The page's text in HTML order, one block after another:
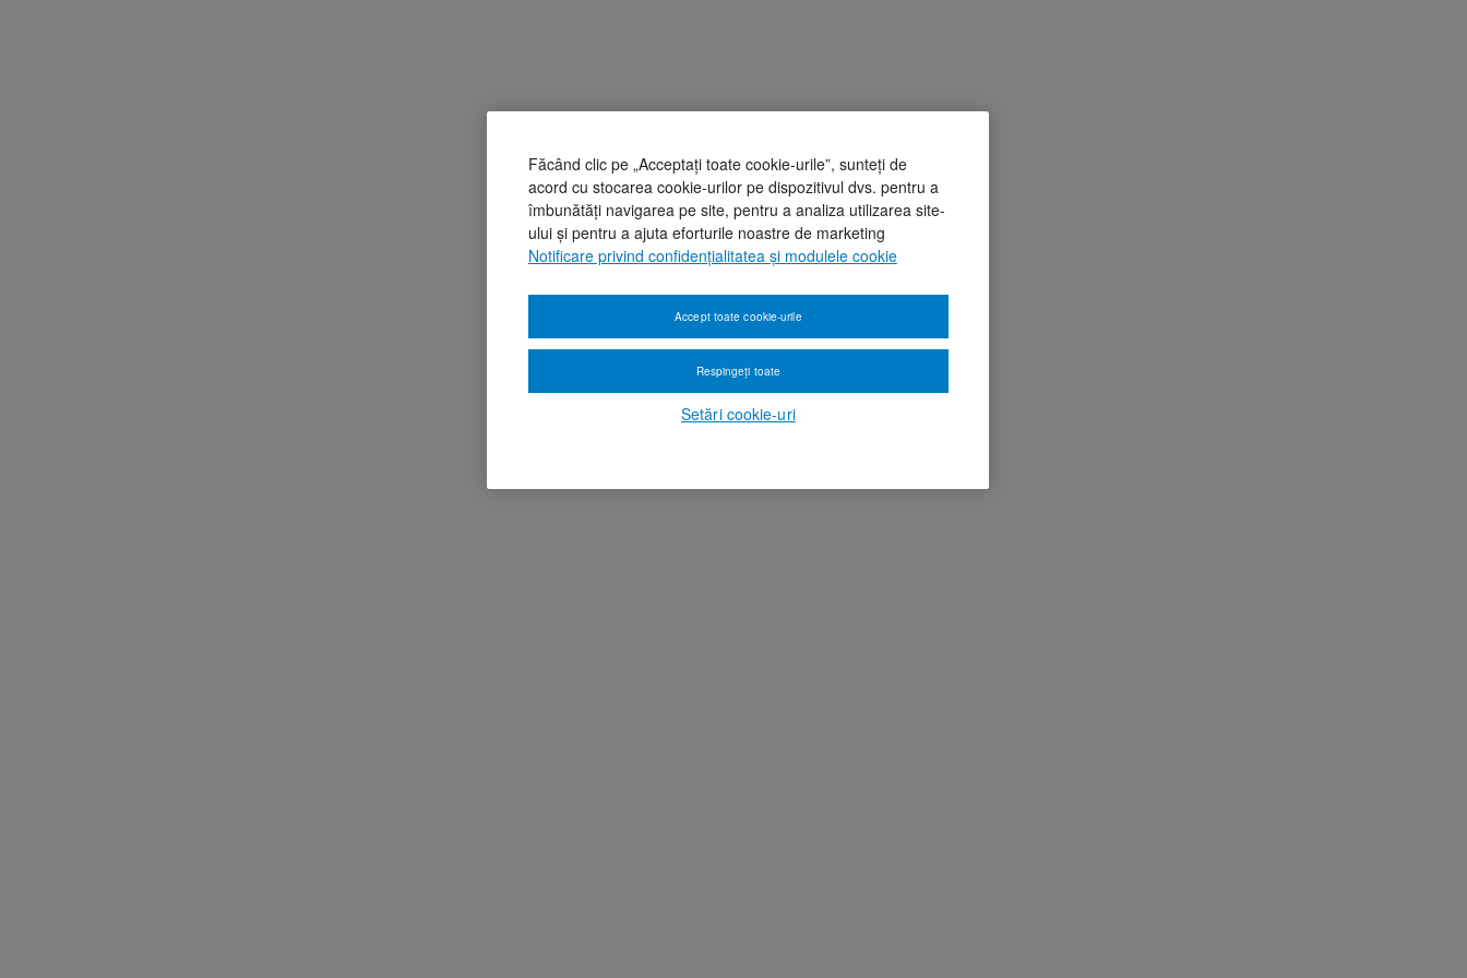
Făcând clic pe „Acceptați toate cookie-urile”, sunteți de
acord cu stocarea cookie-urilor pe dispozitivul dvs. pentru a
îmbunătăți navigarea pe site, pentru a analiza utilizarea site-
ului și pentru a ajuta eforturile noastre de marketing
Notificare privind confidențialitatea și modulele cookie
Setări cookie-uri
Respingeți toate
Accept toate cookie-urile